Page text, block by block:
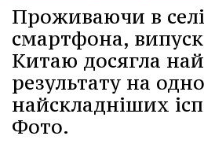
Проживаючи в
смартфона,
Китаю досягла
результату на
найскладніших
Фото.